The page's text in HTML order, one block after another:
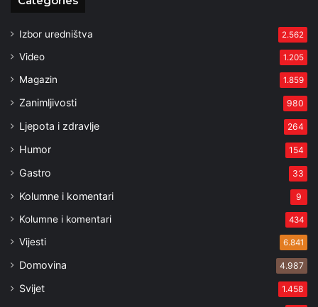
Izbor uredništva 2.562
Video 1.205
Magazin 1.859
Zanimljivosti 980
Ljepota i zdravlje 264
Humor 154
Gastro 33
Kolumne i komentari 9
Kolumne i komentari 434
Vijesti 6.841
Domovina 4.987
Svijet 1.458